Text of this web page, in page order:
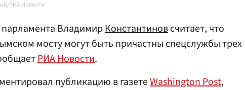
РИА Новости
парламента ВладимирКонстантиновсчитает, что
мосту могут быть причастны спецслужбы трех
РИА Новости.
публикацию в газетеWashington Post,